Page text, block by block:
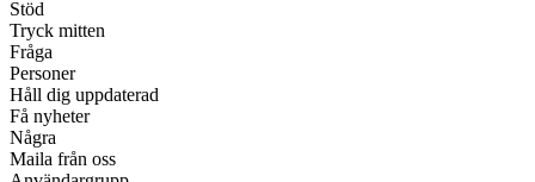
Stöd
Tryck mitten
Fråga
Personer
Håll dig uppdaterad
Få nyheter
Några
Maila från oss